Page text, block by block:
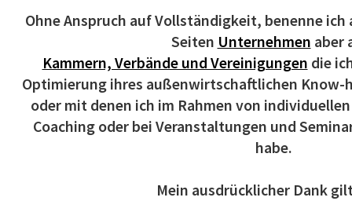
Ohne Anspruch auf Vollständigkeit, benenne
Seiten Unternehmen aber
Kammern, Verbände und Vereinigungen die
Optimierung ihres außenwirtschaftlichen
oder mit denen ich im Rahmen von
Coaching oder bei Veranstaltungen und
habe.
Mein ausdrücklicher Dank